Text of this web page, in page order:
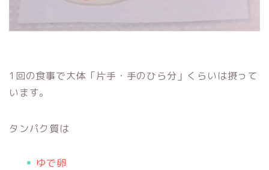
1回の食事で大体「片手・手のひら分」くらいは摂って
います。
タンパク質は
ゆで卵